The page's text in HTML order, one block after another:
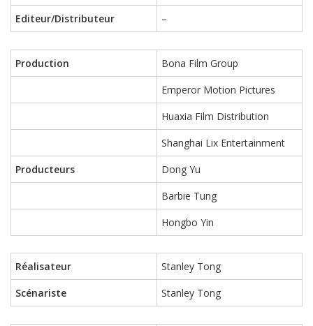
Editeur/Distributeur
–
Production
Bona Film Group
Emperor Motion Pictures
Huaxia Film Distribution
Shanghai Lix Entertainment
Producteurs
Dong Yu
Barbie Tung
Hongbo Yin
Réalisateur
Stanley Tong
Scénariste
Stanley Tong